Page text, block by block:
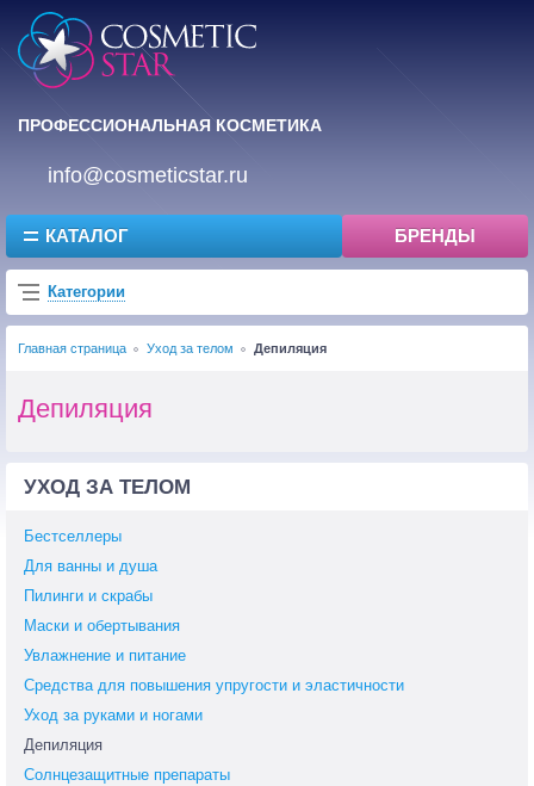
ПРОФЕССИОНАЛЬНАЯ КОСМЕТИКА
info@cosmeticstar.ru
КАТАЛОГ БРЕНДЫ
Категории
Главная страница Уход за телом Депиляция
Депиляция
УХОД ЗА ТЕЛОМ
Бестселлеры
Для ванны и душа
Пилинги и скрабы
Маски и обертывания
Увлажнение и питание
Средства для повышения упругости и эластичности
Уход за руками и ногами
Депиляция
Солнцезащитные препараты